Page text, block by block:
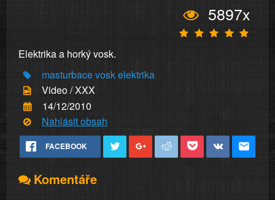
5897x
Elektrika a horký vosk.
masturbacevoskelektrika
Video / XXX
14/12/2010
Nahlásit obsah
FACEBOOK
Komentáře